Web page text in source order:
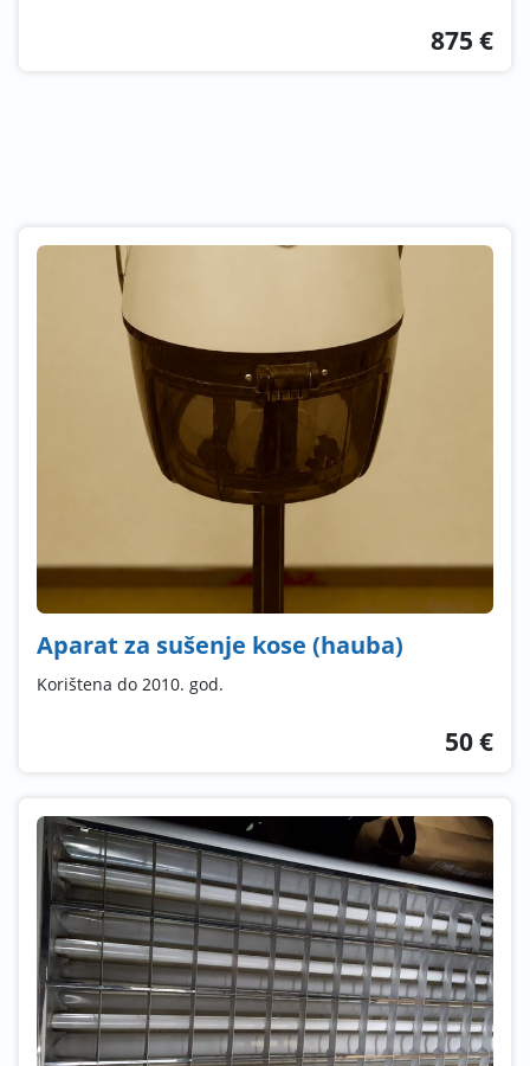
875 €
Aparat za sušenje kose (hauba)
Korištena do 2010. god.
50 €